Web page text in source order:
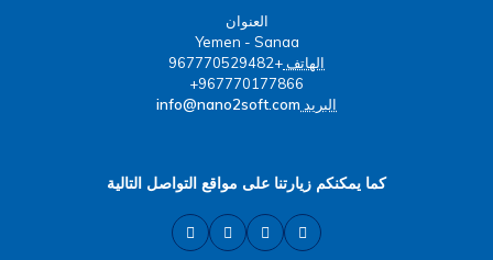
العنوان
Yemen - Sanaa
الهاتف+967770529482
967770177866+
البريد info@nano2soft.com
كما يمكنكم زيارتنا على مواقع التواصل التالية